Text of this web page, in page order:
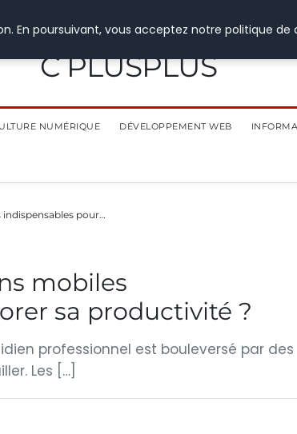
C PLUSPLUS
NUMÉRIQUE DÉVELOPPEMENT WEB
pour…
mobiles
sa productivité ?
professionnel est bouleversé par des
Les […]
En poursuivant, vous acceptez notre politique